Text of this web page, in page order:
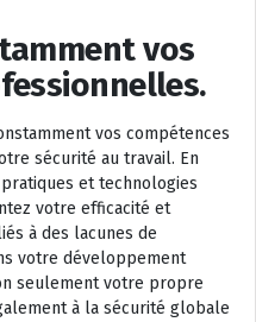
vos
vos compétences
sécurité au travail. En
et technologies
votre efficacité et
à des lacunes de
votre développement
seulement votre propre
à la sécurité globale